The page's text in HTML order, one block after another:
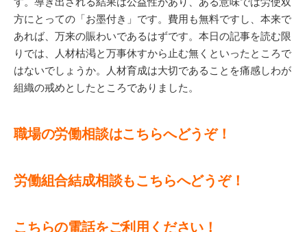
方にとっての「お墨付き」です。費用も無料ですし、本来で
あれば、万来の賑わいであるはずです。本日の記事を読む限
りでは、人材枯渇と万事休すから止む無くといったところで
はないでしょうか。人材育成は大切であることを痛感しわが
組織の戒めとしたところでありました。
職場の労働相談はこちらへどうぞ！
労働組合結成相談もこちらへどうぞ！
こちらの電話をご利用ください！